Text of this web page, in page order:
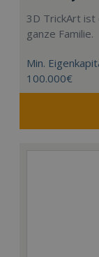
3D TrickArt
ganze Familie.
Min.
100.000€